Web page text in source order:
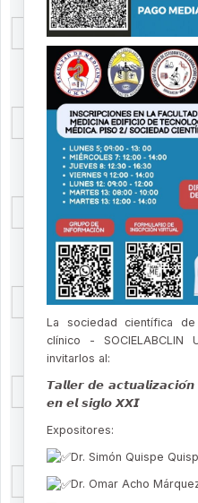
La sociedad científica
clínico -
invitarlos al:
𝙏𝙖𝙡𝙡𝙚𝙧 𝙙𝙚
𝙚𝙣 𝙚𝙡 𝙨𝙞𝙜𝙡𝙤 𝙓𝙓𝙄
Expositores:
Dr. Simón Quispe
Dr. Omar Acho